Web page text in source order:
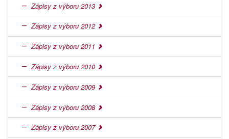
Zápisy z výboru 2013
Zápisy z výboru 2012
Zápisy z výboru 2011
Zápisy z výboru 2010
Zápisy z výboru 2009
Zápisy z výboru 2008
Zápisy z výboru 2007